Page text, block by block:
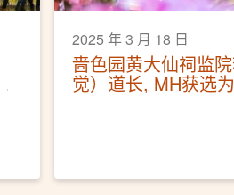
2025 年 3 月 18 日
啬色园黄大仙祠监
觉）道长, MH获选
非物质文化遗产代表